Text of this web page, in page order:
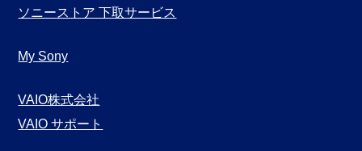
ソニーストア 下取サービス
My Sony
VAIO株式会社
VAIO サポート